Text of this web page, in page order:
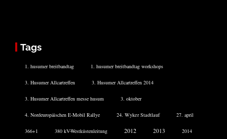
Tags
1. husumer breitbandtag 1. husumer breitbandtag workshops
3. Husumer Allcartreffen 3. Husumer Allcartreffen 2014
3. Husumer Allcartreffen messe husum 3. oktober
4. Nordeuropäischen E-Mobil Rallye 24. Wyker Stadtlauf 27. april
366+1 380 kV-Westküstenleitung 2012 2013 2014